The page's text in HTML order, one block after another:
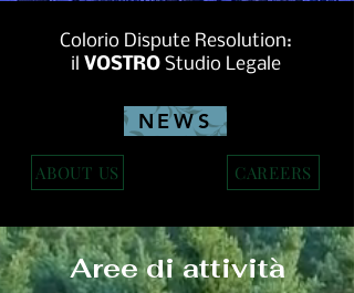
Colorio Dispute Resolution:
il VOSTROStudio Legale
ABOUT US CAREERS
NEWS
Aree di attività